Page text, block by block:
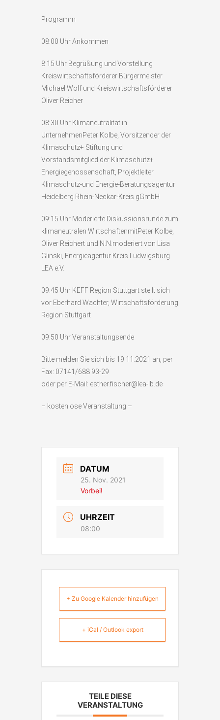
Programm
08:00 Uhr Ankommen
8:15 Uhr Begrüßung und Vorstellung
Kreiswirtschaftsförderer Bürgermeister
Michael Wolf und Kreiswirtschaftsförderer
Oliver Reicher
08:30 Uhr Klimaneutralität in
UnternehmenPeter Kolbe, Vorsitzender der
Klimaschutz+ Stiftung und
Vorstandsmitglied der Klimaschutz+
Energiegenossenschaft, Projektleiter
Klimaschutz-und Energie-Beratungsagentur
Heidelberg Rhein-Neckar-Kreis gGmbH
09:15 Uhr Moderierte Diskussionsrunde zum
klimaneutralen WirtschaftenmitPeter Kolbe,
Oliver Reichert und N.N.moderiert von Lisa
Glinski, Energieagentur Kreis Ludwigsburg
LEA e.V.
09:45 Uhr KEFF Region Stuttgart stellt sich
vor Eberhard Wachter, Wirtschaftsförderung
Region Stuttgart
09:50 Uhr Veranstaltungsende
Bitte melden Sie sich bis 19.11.2021 an, per
Fax: 07141/688 93-29
oder per E-Mail: esther.fischer@lea-lb.de
– kostenlose Veranstaltung –
DATUM
25. Nov. 2021
Vorbei!
UHRZEIT
08:00
+ Zu Google Kalender hinzufügen
+ iCal / Outlook export
TEILE DIESE
VERANSTALTUNG